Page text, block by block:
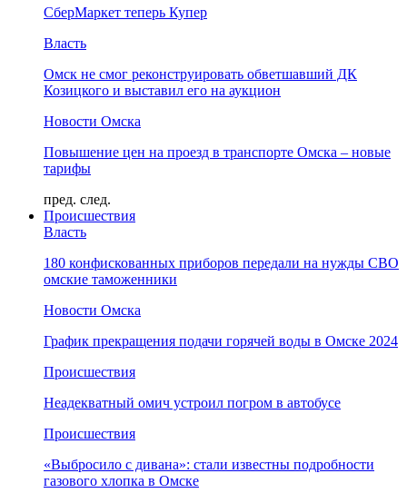
СберМаркет теперь Купер
Власть
Омск не смог реконструировать обветшавший ДК
Козицкого и выставил его на аукцион
Новости Омска
Повышение цен на проезд в транспорте Омска – новые
тарифы
пред. след.
Происшествия
Власть
180 конфискованных приборов передали на нужды СВО
омские таможенники
Новости Омска
График прекращения подачи горячей воды в Омске 2024
Происшествия
Неадекватный омич устроил погром в автобусе
Происшествия
«Выбросило с дивана»: стали известны подробности
газового хлопка в Омске